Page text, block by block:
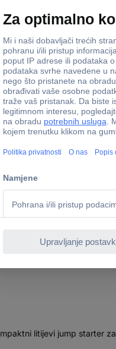
pomoć pri pokretanju
za pomoć pri
litijevi jump starter